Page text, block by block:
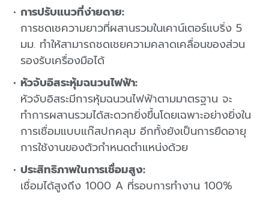
การปรับแนวที่ง่ายดาย:
การชดเชความยาวที่ผสานรวมในเคาน์เตอร์แบริ่ง 5
มม. ทำให้สามารถชดเชยความคลาดเคลื่อนของส่วน
รองรับเครื่องมือได้
หัวจับอิสระหุ้มฉนวนไฟฟ้า:
หัวจับอิสระมีการหุ้มฉนวนไฟฟ้าตามมาตรฐาน จะ
ทำการผสานรวมได้สะดวกยิ่งขึ้นโดยเฉพาะอย่างยิ่งใน
การเชื่อมแบบแก๊สปกคลุม อีกทั้งยังเป็นการยืดอายุ
การใช้งานของตัวกำหนดตำแหน่งด้วย
ประสิทธิภาพในการเชื่อมสูง:
เชื่อมได้สูงถึง 1000 A ที่รอบการทำงาน 100%